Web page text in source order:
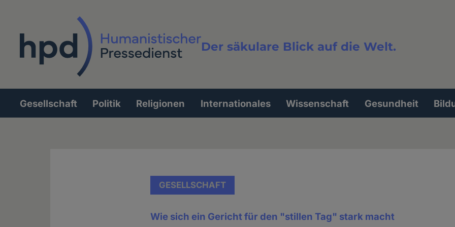
Der säkulare Blick auf die Welt.
Volltextsuche
Hauptnavigation
Gesellschaft Politik Religionen Internationales Wissenschaft Gesundheit
GESELLSCHAFT
Wie sich ein Gericht für den "stillen Tag" stark macht